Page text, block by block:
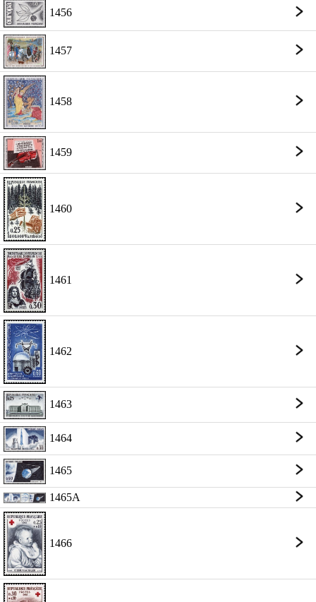
1456
1457
1458
1459
1460
1461
1462
1463
1464
1465
1465A
1466